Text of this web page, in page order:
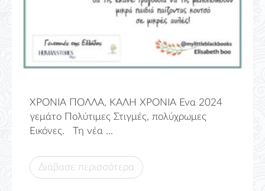
ΧΡΟΝΙΑ ΠΟΛΛΑ, ΚΑΛΗ ΧΡΟΝΙΑ Ένα 2024
γεμάτο Πολύτιμες Στιγμές, πολύχρωμες
Εικόνες. Τη νέα ...
Διάβασε περισσότερα